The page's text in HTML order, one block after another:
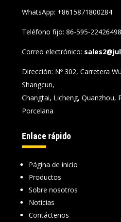
WhatsApp: +8615871800284
Teléfono fijo: 86-595-22426498
Correo electrónico:
Dirección: Nº 302, Carretera
Shangcun,
Changtai, Licheng, Quanzhou,
Porcelana
Enlace rápido
Página de inicio
Productos
Sobre nosotros
Noticias
Contáctenos